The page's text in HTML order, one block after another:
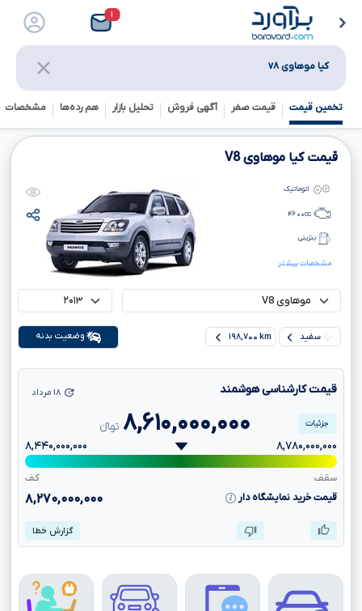
۱
کیا موهاوی v۸
تخمین قیمت قیمت صفر آگهی فروش تحلیل بازار هم رده‌ها‌ مشخصات
قیمت کیا موهاویV8
مشخصات بیشتر
اتوماتیک
۴۶۰۰cc
بنزینی
سفید ۱۹۸,۷۰۰ km وضعیت بدنه
قیمت کارشناسی هوشمند
۸,۶۱۰,۰۰۰,۰۰۰ تومانءءء
۱۸ مرداد
جزئیات
۸,۷۸۰,۰۰۰,۰۰۰ ۸,۴۴۰,۰۰۰,۰۰۰
سقف
کف
قیمت خرید نمایشگاه دار
۸,۲۷۰,۰۰۰,۰۰۰
گزارش خطا